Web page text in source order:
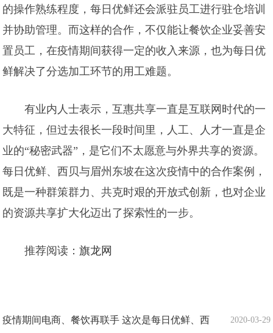
的操作熟练程度，每日优鲜还会派驻员工进行驻仓培训
并协助管理。而这样的合作，不仅能让餐饮企业妥善安
置员工，在疫情期间获得一定的收入来源，也为每日优
鲜解决了分选加工环节的用工难题。
有业内人士表示，互惠共享一直是互联网时代的一
大特征，但过去很长一段时间里，人工、人才一直是企
业的“秘密武器”，是它们不太愿意与外界共享的资源。
每日优鲜、西贝与眉州东坡在这次疫情中的合作案例，
既是一种群策群力、共克时艰的开放式创新，也对企业
的资源共享扩大化迈出了探索性的一步。
推荐阅读：旗龙网
2020-03-29
疫情期间电商、餐饮再联手 这次是每日优鲜、西